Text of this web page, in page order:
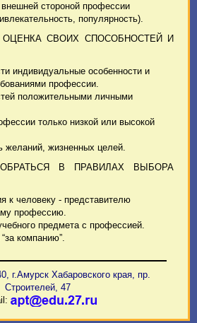
стороной профессии
популярность).
ОЦЕНКА СВОИХ СПОСОБНОСТЕЙ И
индивидуальные особенности и
профессии.
положительными личными
только низкой или высокой
желаний, жизненных целей.
В ПРАВИЛАХ ВЫБОРА
к человеку - представителю
профессию.
предмета с профессией.
компанию”.
г.Амурск Хабаровского края, пр.
Строителей, 47